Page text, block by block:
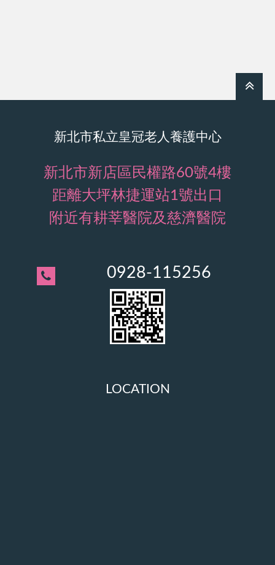
新北市私立皇冠老人養護中心
新北市新店區民權路60號4樓
距離大坪林捷運站1號出口
附近有耕莘醫院及慈濟醫院
0928-115256
LOCATION